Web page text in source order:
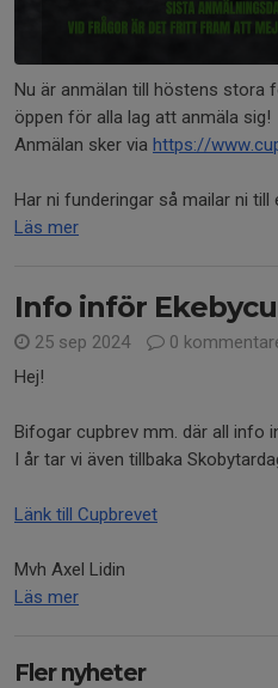
Nu är anmälan till höstens stora
öppen för alla lag att anmäla sig!
Anmälan sker via https://
Har ni funderingar så mailar ni till
Läs mer
Info inför
25 sep 2024
0
Hej!
Bifogar cupbrev mm. där all info
I år tar vi även tillbaka
Länk till Cupbrevet
Mvh Axel Lidin
Läs mer
Fler nyheter